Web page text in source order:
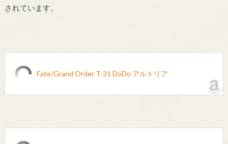
されています。
Fate/Grand Order T-31 DoDo アルトリア